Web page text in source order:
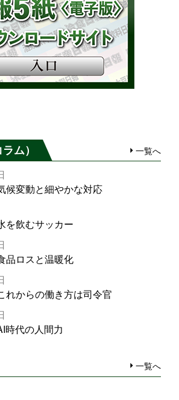
ム） 一覧へ
候変動と細やかな対応
を飲むサッカー
品ロスと温暖化
れからの働き方は司令官
時代の人間力
一覧へ